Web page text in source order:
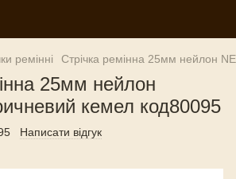
ремінні Стрічка ремінна 25мм нейлон
25мм нейлон
кемел код80095
Написати відгук